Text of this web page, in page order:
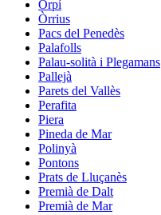
Orpí
Òrrius
Pacs del Penedès
Palafolls
Palau-solità i Plegamans
Pallejà
Parets del Vallès
Perafita
Piera
Pineda de Mar
Polinyà
Pontons
Prats de Lluçanès
Premià de Dalt
Premià de Mar